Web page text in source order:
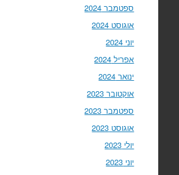
ספטמבר 2024
אוגוסט 2024
יוני 2024
אפריל 2024
ינואר 2024
אוקטובר 2023
ספטמבר 2023
אוגוסט 2023
יולי 2023
יוני 2023